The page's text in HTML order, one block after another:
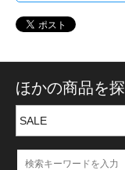
ほかの商品を